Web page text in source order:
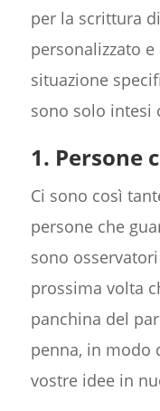
per la scrittura
personalizzato
situazione
sono solo intesi
1. Persone
Ci sono così
persone che
sono
prossima volta
panchina del
penna, in modo
vostre idee in